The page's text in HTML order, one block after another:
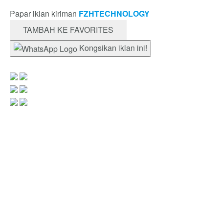
Papar iklan kiriman FZHTECHNOLOGY
TAMBAH KE FAVORITES
Kongsikan iklan ini!